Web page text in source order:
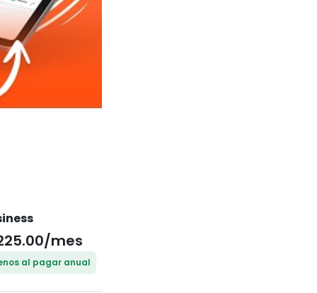
mes
al pagar anual